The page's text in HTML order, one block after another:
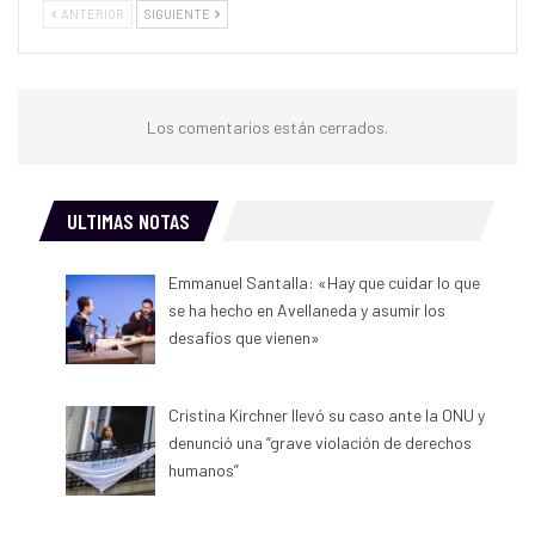
ANTERIOR SIGUIENTE
Los comentarios están cerrados.
ULTIMAS NOTAS
Emmanuel Santalla: «Hay que cuidar lo que
se ha hecho en Avellaneda y asumir los
desafíos que vienen»
Cristina Kirchner llevó su caso ante la ONU y
denunció una “grave violación de derechos
humanos”